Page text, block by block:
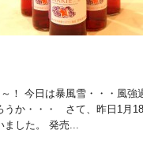
！ 今日は暴風雪・・・風強
うか・・・ さて、昨日1月
ました。 発売...